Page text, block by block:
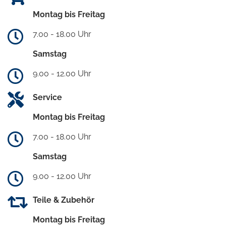
Montag bis Freitag
7.00 - 18.00 Uhr
Samstag
9.00 - 12.00 Uhr
Service
Montag bis Freitag
7.00 - 18.00 Uhr
Samstag
9.00 - 12.00 Uhr
Teile & Zubehör
Montag bis Freitag